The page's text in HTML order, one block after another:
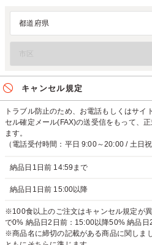
キャンセル規定
トラブル防止のため、お電話もしくはサイ
セル確定メール(FAX)の送受信をもって、
ます。
（電話受付時間：平日 9:00～20:00 / 土日
納品日1日前 14:59まで
納品日1日前 15:00以降
※100食以上のご注文はキャンセル規定が
で0% 納品日2日前：15:00以降50% 納品
※商品名に締切の記載がある商品に関しま